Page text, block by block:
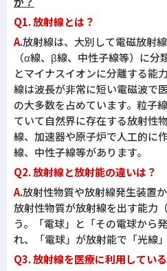
Q1. 放射線とは？
A.放射線は、大別して電磁放射
（α線、β線、中性子線等）に
とマイナスイオンに分離する能
線は波長が非常に短い電磁波で
の大多数を占めています。粒子
ていて自然界に存在する放射性
線、加速器や原子炉で人工的に
線、中性子線等があります。
Q2. 放射線と放射能の違いは？
A.放射性物質や放射線発生装置
放射性物質が放射線を出す能力
う。「電球」と「その電球から
れ、「電球」が放射能で「光線
Q3. 放射線を医療に利用してい